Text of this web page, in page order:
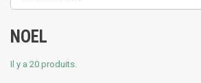
NOEL
Il y a 20 produits.